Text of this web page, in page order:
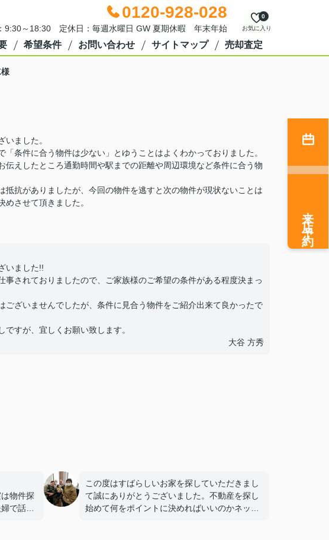
0120-928-028
9:30～18:30 定休日：毎週水曜日 GW 夏期休暇 年末年始 お気に入り
0
希望条件 お問い合わせ サイトマップ 売却査定
いました。
条件に合う物件は少ない」とゆうことはよくわかっておりました。
伝えしたところ通勤時間や駅までの距離や周辺環境など条件に合う物
抵抗がありましたが、今回の物件を逃すと次の物件が現状ないことは
させて頂きました。
いました!!
事されておりましたので、ご家族様のご希望の条件がある程度決まっ
ございませんでしたが、条件に見合う物件をご紹介出来て良かったで
ですが、宜しくお願い致します。
大谷 方秀
物件探
で話し
成した
この度はすばらしいお家を探していただきまし
て誠にありがとうございました。不動産を探し
始めて何をポイントに決めればいいのかネット
来店予約